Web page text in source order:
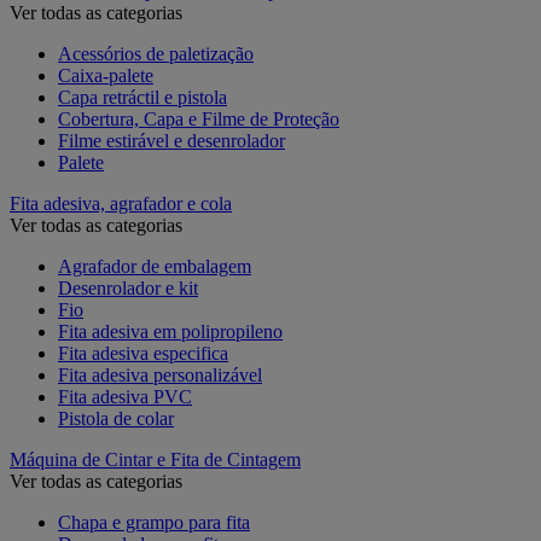
Ver todas as categorias
Acessórios de paletização
Caixa-palete
Capa retráctil e pistola
Cobertura, Capa e Filme de Proteção
Filme estirável e desenrolador
Palete
Fita adesiva, agrafador e cola
Ver todas as categorias
Agrafador de embalagem
Desenrolador e kit
Fio
Fita adesiva em polipropileno
Fita adesiva especifica
Fita adesiva personalizável
Fita adesiva PVC
Pistola de colar
Máquina de Cintar e Fita de Cintagem
Ver todas as categorias
Chapa e grampo para fita